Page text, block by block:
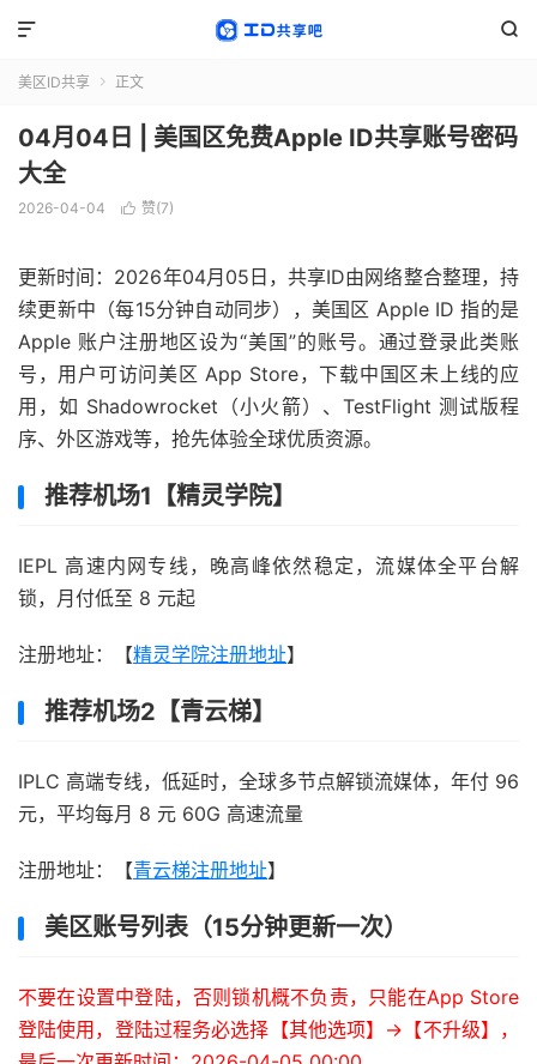


美区ID共享  正文
04月04日 | 美国区免费Apple ID共享账号密码
大全
2026-04-04  赞(7)
更新时间：2026年04月05日，共享ID由网络整合整理，持
续更新中（每15分钟自动同步），美国区 Apple ID 指的是
Apple 账户注册地区设为“美国”的账号。通过登录此类账
号，用户可访问美区 App Store，下载中国区未上线的应
用，如 Shadowrocket（小火箭）、TestFlight 测试版程
序、外区游戏等，抢先体验全球优质资源。
推荐机场1【精灵学院】
IEPL 高速内网专线，晚高峰依然稳定，流媒体全平台解
锁，月付低至 8 元起
注册地址：【精灵学院注册地址】
推荐机场2【青云梯】
IPLC 高端专线，低延时，全球多节点解锁流媒体，年付 96
元，平均每月 8 元 60G 高速流量
注册地址：【青云梯注册地址】
美区账号列表（15分钟更新一次）
不要在设置中登陆，否则锁机概不负责，只能在App Store
登陆使用，登陆过程务必选择【其他选项】->【不升级】，